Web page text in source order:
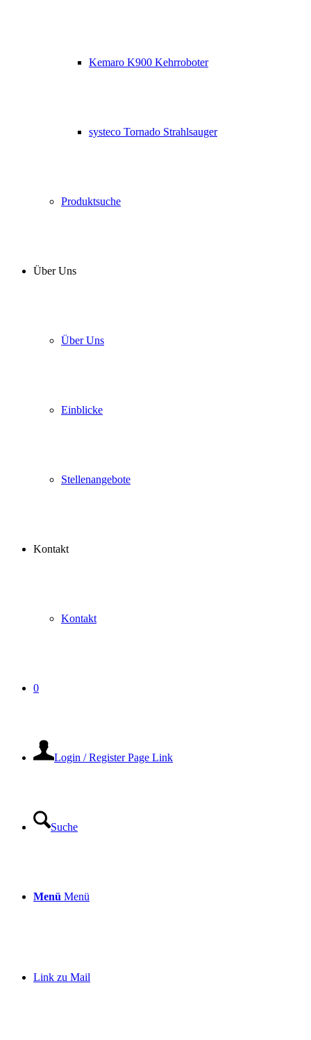
Kemaro K900 Kehrroboter
systeco Tornado Strahlsauger
Produktsuche
Über Uns
Über Uns
Einblicke
Stellenangebote
Kontakt
Kontakt
0
Login / Register Page Link
Suche
Menü Menü
Link zu Mail